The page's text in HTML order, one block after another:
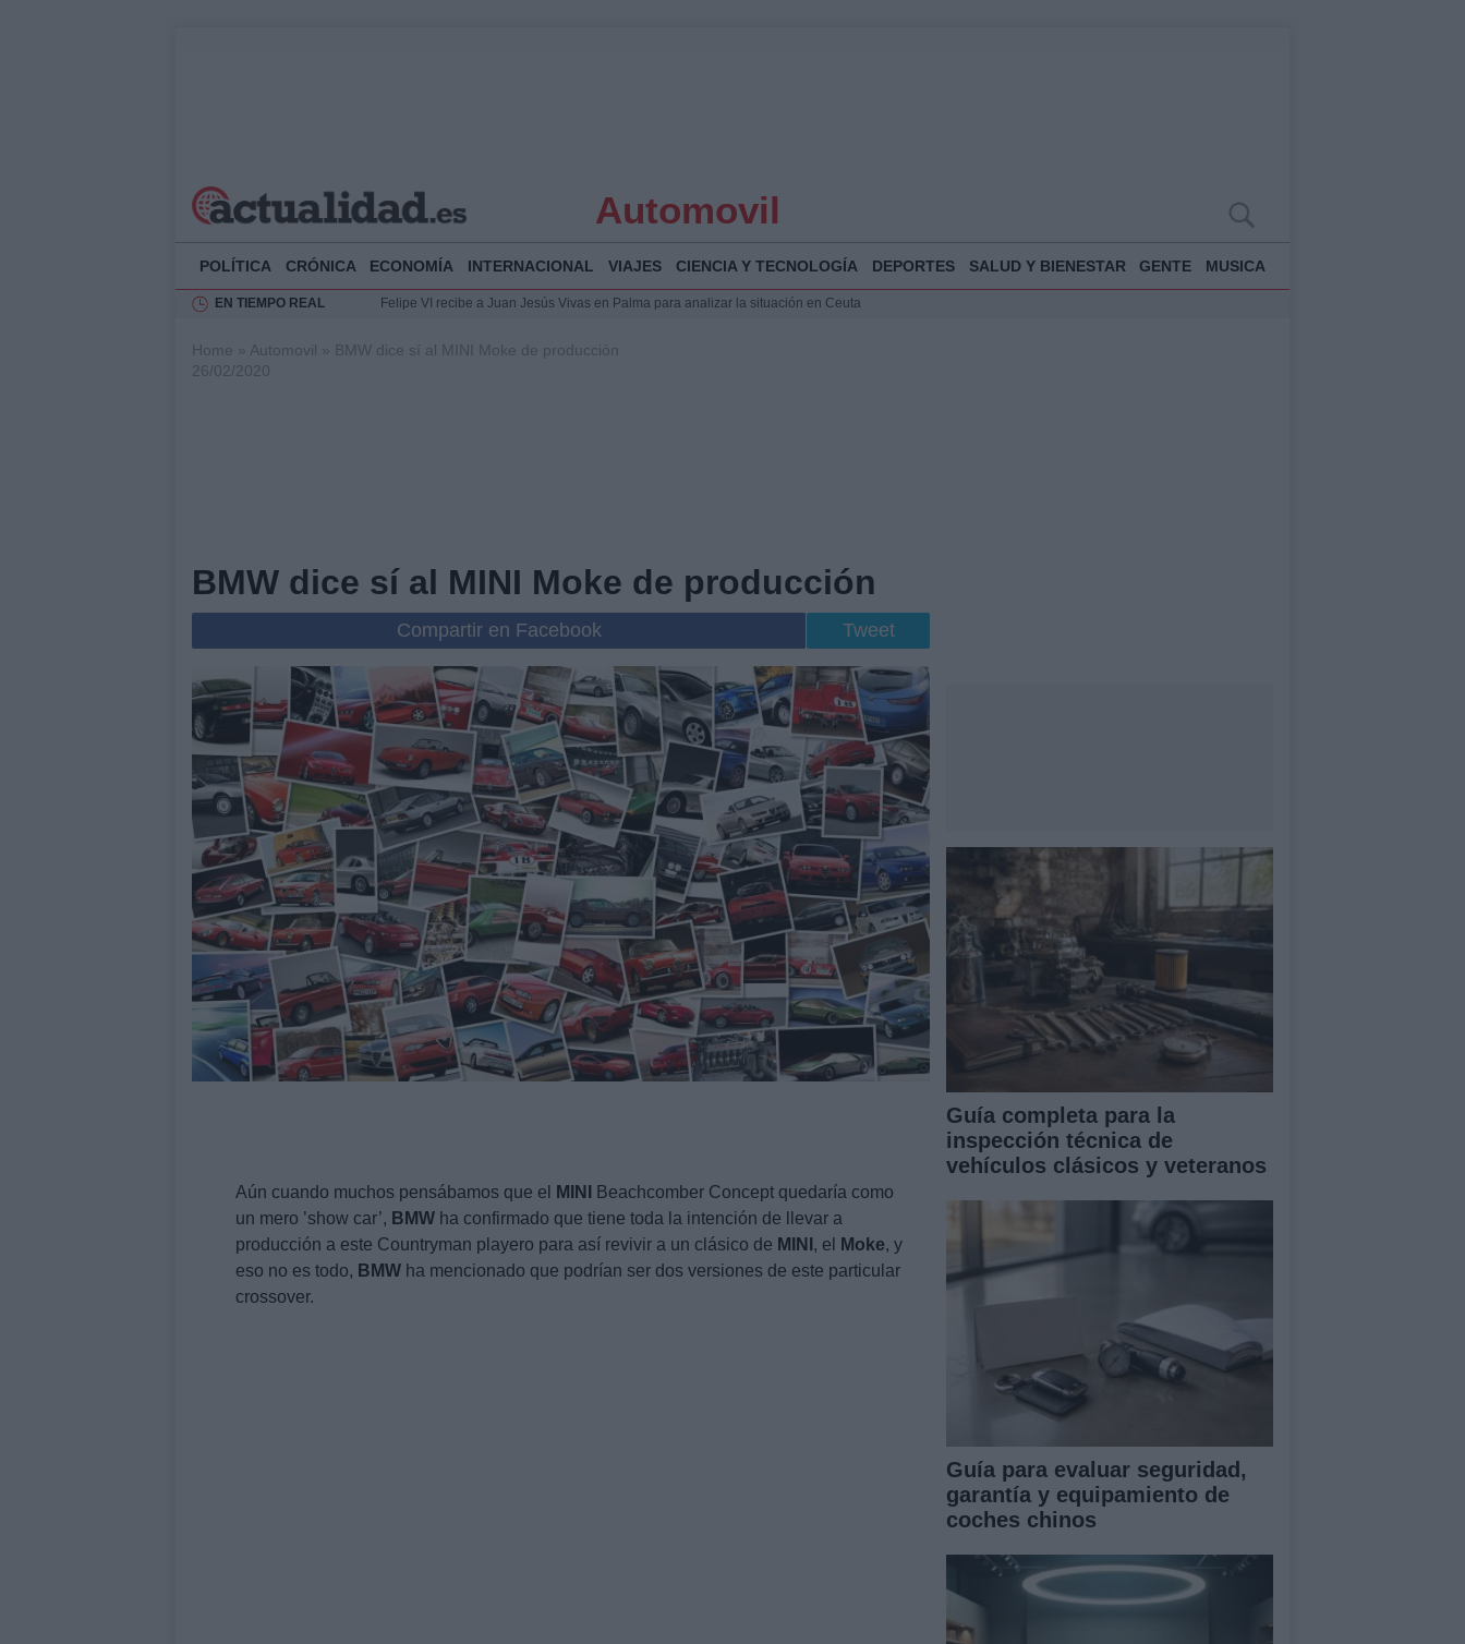
Automovil
POLÍTICA CRÓNICA ECONOMÍA INTERNACIONAL VIAJES CIENCIA Y TECNOLOGÍA DEPORTES SALUD Y BIENESTAR GENTE MUSICA
EN TIEMPO REAL
Felipe VI recibe a Juan Jesús Vivas en Palma para analizar la situación en Ceuta
Impacto económico y humanitario en Ceuta tras la llegada masiva de migrantes
Home » Automovil » BMW dice sí al MINI Moke de producción
26/02/2020
BMW dice sí al MINI Moke de producción
Compartir en Facebook Tweet
Aún cuando muchos pensábamos que el MINI
Beachcomber Concept quedaría como
un mero ’show car’, BMW ha confirmado que tiene toda la intención de llevar a
producción a este Countryman playero para así revivir a un clásico de MINI , el Moke, y
eso no es todo, BMW ha mencionado que podrían ser dos versiones de este particular
crossover.
Guía completa para la
inspección técnica de
vehículos clásicos y veteranos
Guía para evaluar seguridad,
garantía y equipamiento de
coches chinos